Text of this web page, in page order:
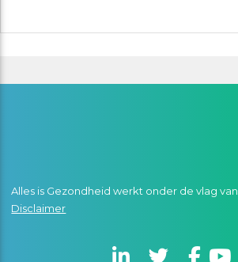
Alles is Gezondheid werkt onder de vlag van
Disclaimer